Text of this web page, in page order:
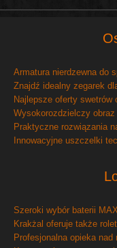
Armatura nierdzewna do
Znajdź idealny zegarek
Najlepsze oferty swetrów
Wysokorozdzielczy
Praktyczne rozwiązania
Innowacyjne uszczelki
Szeroki wybór baterii
Krakżal oferuje także
Profesjonalna opieka nad